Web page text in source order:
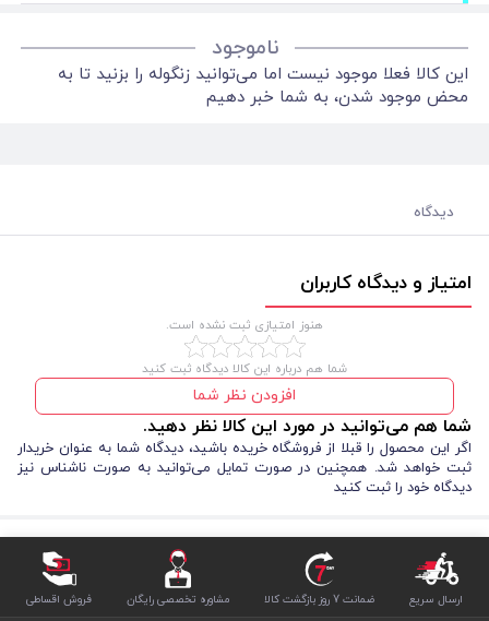
ناموجود
این کالا فعلا موجود نیست اما می‌توانید زنگوله را بزنید تا به
محض موجود شدن، به شما خبر دهیم
دیدگاه
امتیاز و دیدگاه کاربران
هنوز امتیازی ثبت نشده است.
شما هم درباره این کالا دیدگاه ثبت کنید
افزودن نظر شما
شما هم می‌توانید در مورد این کالا نظر دهید.
اگر این محصول را قبلا از فروشگاه خریده باشید، دیدگاه شما به عنوان خریدار
ثبت خواهد شد. همچنین در صورت تمایل می‌توانید به صورت ناشناس نیز
دیدگاه خود را ثبت کنید
ارسال سریع ضمانت 7 روز بازگشت کالا مشاوره تخصصی رایگان فروش اقساطی